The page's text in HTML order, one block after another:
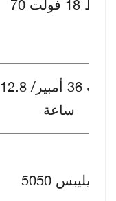
70 واط 18 فولت
12.8 فولت 36 أمبير/
ساعة
فيليبس 5050